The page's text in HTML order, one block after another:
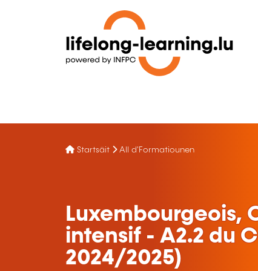
Startsäit All d'Formatiounen
Luxembourgeois,
intensif - A2.2 du
2024/2025)